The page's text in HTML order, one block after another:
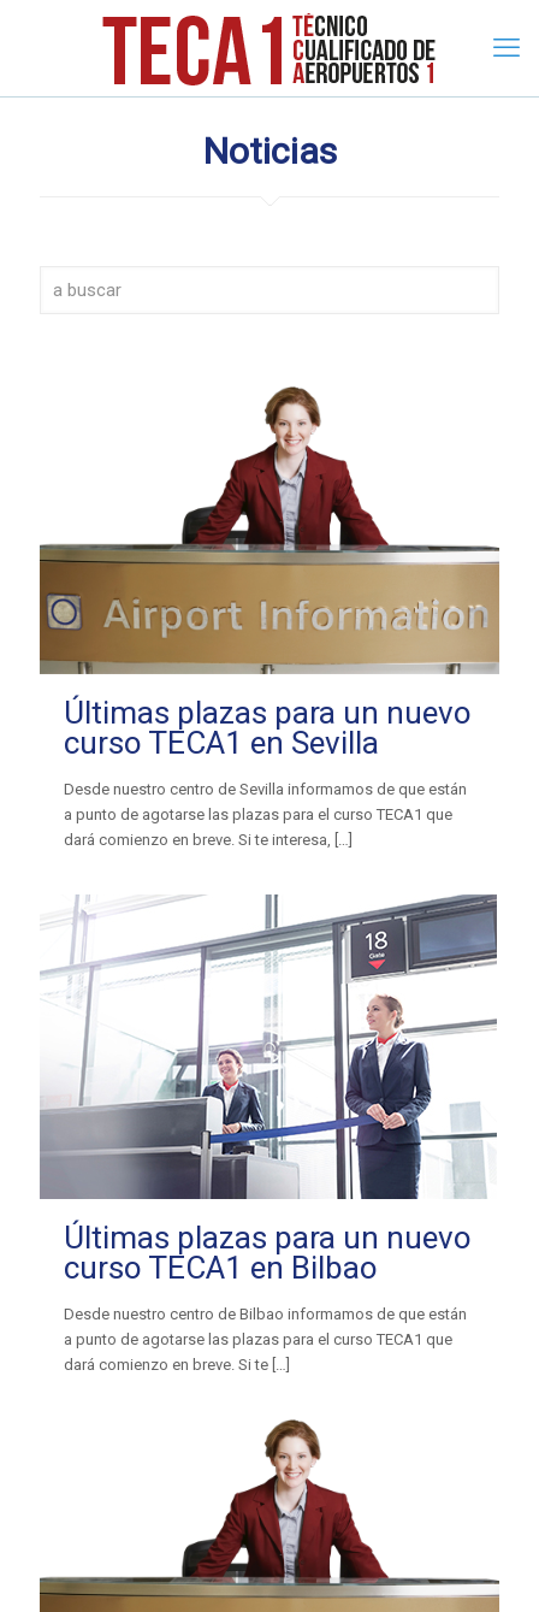
Noticias
Últimas plazas para un nuevo
curso TECA1 en Sevilla
Desde nuestro centro de Sevilla informamos de que están
a punto de agotarse las plazas para el curso TECA1 que
dará comienzo en breve. Si te interesa,
Últimas plazas para un nuevo
curso TECA1 en Bilbao
Desde nuestro centro de Bilbao informamos de que están
a punto de agotarse las plazas para el curso TECA1 que
dará comienzo en breve. Si te